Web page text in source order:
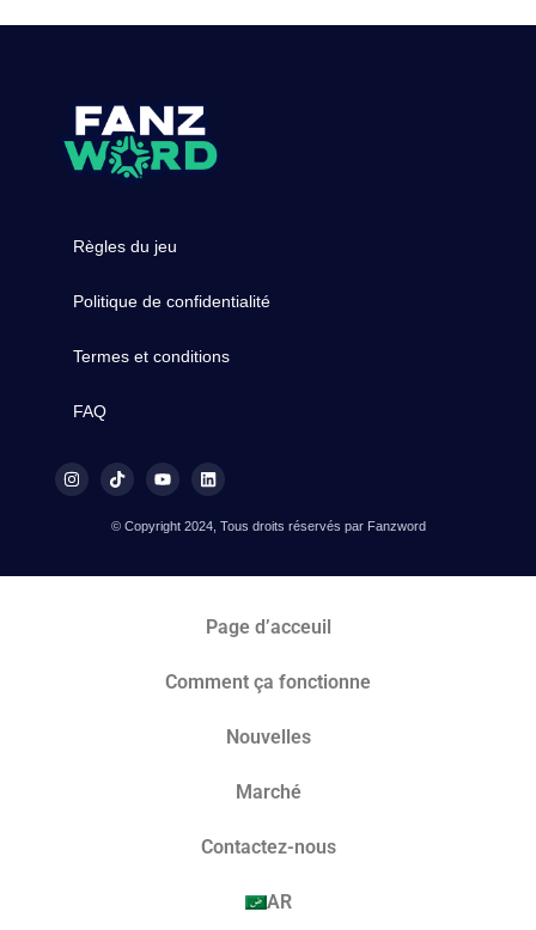
Règles du jeu
Politique de confidentialité
Termes et conditions
FAQ
© Copyright 2024, Tous droits réservés par Fanzword
Page d’acceuil
Comment ça fonctionne
Nouvelles
Marché​
Contactez-nous
AR